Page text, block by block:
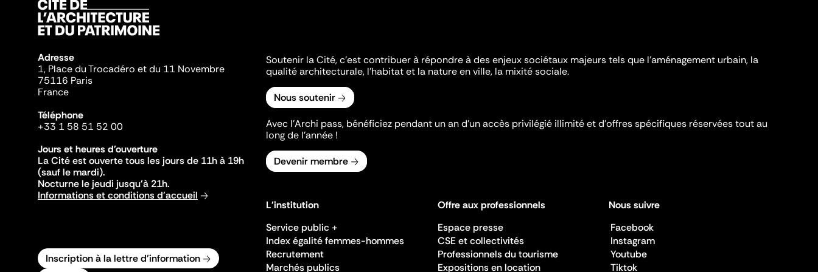
Adresse
1, Place du Trocadéro et du 11 Novembre
75116 Paris
France
Téléphone
+33 1 58 51 52 00
Jours et heures d'ouverture
La Cité est ouverte tous les jours de 11h à 19h
(sauf le mardi).
Nocturne le jeudi jusqu'à 21h.
Informations et conditions d'accueil
Inscription à la lettre d'information
Soutenir la Cité, c'est contribuer à répondre à des enjeux sociétaux majeurs tels que l'aménagement urbain, la
qualité architecturale, l'habitat et la nature en ville, la mixité sociale.
Nous soutenir
Avec l’Archi pass, bénéficiez pendant un an d’un accès privilégié illimité et d’offres spécifiques réservées tout au
long de l’année !
Devenir membre
L'institution
Service public +
Index égalité femmes-hommes
Recrutement
Marchés publics
Offre aux professionnels
Espace presse
CSE et collectivités
Professionnels du tourisme
Expositions en location
Nous suivre
Facebook
Instagram
Youtube
Tiktok